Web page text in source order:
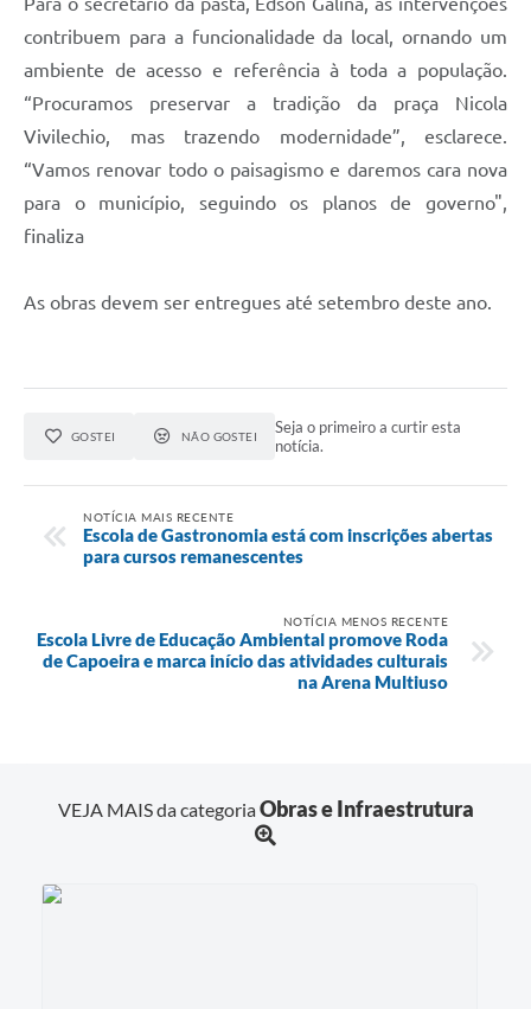
contribuem para a funcionalidade da local, ornando um
ambiente de acesso e referência à toda a população.
“Procuramos preservar a tradição da praça Nicola
Vivilechio, mas trazendo modernidade”, esclarece.
“Vamos renovar todo o paisagismo e daremos cara nova
para o município, seguindo os planos de governo",
finaliza
As obras devem ser entregues até setembro deste ano.
GOSTEI NÃO GOSTEI
Seja o primeiro a curtir esta
notícia.
NOTÍCIA MAIS RECENTE
Escola de Gastronomia está com inscrições abertas
para cursos remanescentes
NOTÍCIA MENOS RECENTE
Escola Livre de Educação Ambiental promove Roda
de Capoeira e marca início das atividades culturais
na Arena Multiuso
VEJA MAIS da categoriaObras e Infraestrutura